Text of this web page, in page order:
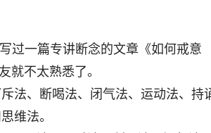
过一篇专讲断念的文章《如何戒意
就不太熟悉了。
法、断喝法、闭气法、运动法、持
维法。